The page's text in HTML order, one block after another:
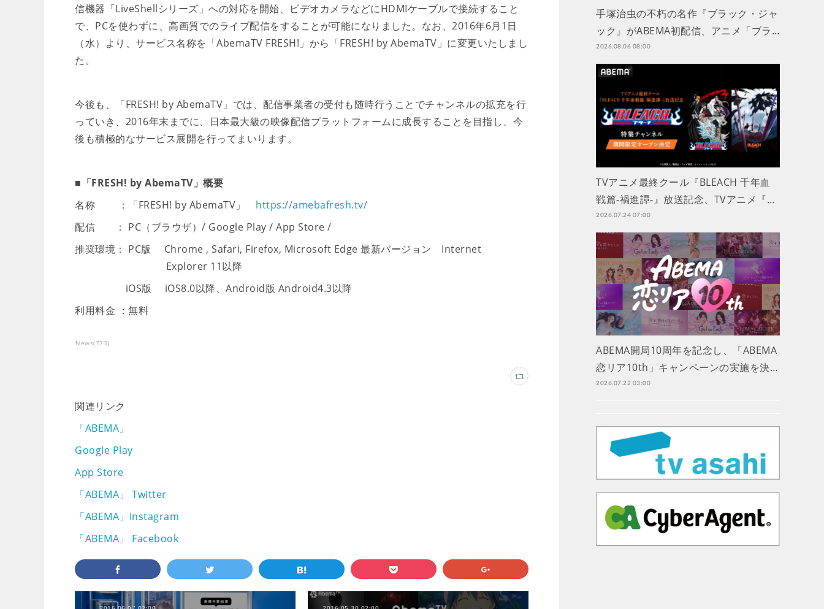
信機器「LiveShellシリーズ」への対応を開始、ビデオカメラなどにHDMIケーブルで接続すること
で、PCを使わずに、高画質でのライブ配信をすることが可能になりました。なお、2016年6月1日
（水）より、サービス名称を「AbemaTV FRESH!」から「FRESH! by AbemaTV」に変更いたしまし
た。
今後も、「FRESH! by AbemaTV」では、配信事業者の受付も随時行うことでチャンネルの拡充を行
っていき、2016年末までに、日本最大級の映像配信プラットフォームに成長することを目指し、今
後も積極的なサービス展開を行ってまいります。
■「FRESH! by AbemaTV」概要
名称 ：「FRESH! by AbemaTV」 https://amebafresh.tv/
配信 ： PC（ブラウザ）/ Google Play / App Store /
推奨環境： PC版 Chrome , Safari, Firefox, Microsoft Edge 最新バージョン Internet
Explorer 11以降
iOS版 iOS8.0以降、Android版 Android4.3以降
利用料金 ：無料
News(773)
関連リンク
「ABEMA」
Google Play
App Store
「ABEMA」 Twitter
「ABEMA」Instagram
「ABEMA」 Facebook
手塚治虫の不朽の名作『ブラック・ジャ
ック』がABEMA初配信、アニメ「ブラ…
2026.08.06 08:00
TVアニメ最終クール『BLEACH 千年血
戦篇-禍進譚-』放送記念、TVアニメ『…
2026.07.24 07:00
ABEMA開局10周年を記念し、「ABEMA
恋リア10th」キャンペーンの実施を決…
2026.07.22 03:00